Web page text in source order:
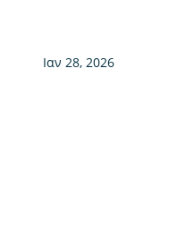
Ιαν 28, 2026